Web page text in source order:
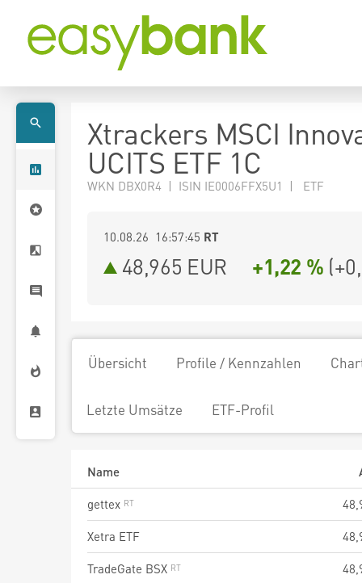
Xtrackers MSCI
UCITS ETF 1C
WKN DBX0R4 | ISIN IE0006FFX5U1 | ETF
10.08.26 16:57:45 RT
48,965 EUR +1,22 % (
Übersicht Profile / Kennzahlen
Letzte Umsätze ETF-Profil
Name
gettex
Xetra ETF
TradeGate BSX